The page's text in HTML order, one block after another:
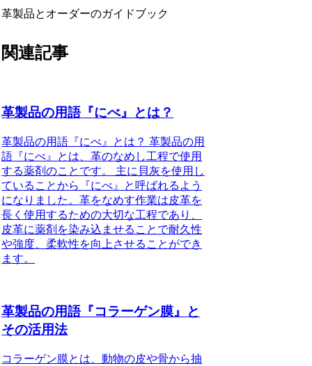
革製品とオーダーのガイドブック
関連記事
革製品の用語『にべ』とは？
革製品の用語『にべ』とは？ 革製品の用
語『にべ』とは、革のなめし工程で使用
する薬剤のことです。 主に貝灰を使用し
ていることから『にべ』と呼ばれるよう
になりました。革をなめす作業は皮革を
長く使用するための大切な工程であり、
皮革に薬剤を染み込ませることで耐久性
や強度、柔軟性を向上させることができ
ます。
革製品の用語『コラーゲン膜』と
その活用法
コラーゲン膜とは、動物の皮や骨から抽